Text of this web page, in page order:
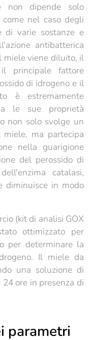
non dipende solo
nel caso degli
di varie sostanze e
antibatterica
miele viene diluito, il
principale fattore
di idrogeno e il
è estremamente
le sue proprietà
non solo svolge un
ma partecipa
nella guarigione
del perossido di
catalasi,
diminuisce in modo
(kit di analisi GOX
ottimizzato per
per determinare la
Il miele da
una soluzione di
ore in presenza di
parametri